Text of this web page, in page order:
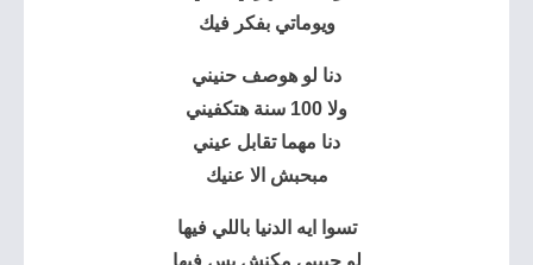
ويوماتي بفكر فيك
دنا لو هوصف حنيني
ولا 100 سنة هتكفيني
دنا مهما تقابل عيني
مبحبش الا عنيك
تسوا ايه الدنيا باللي فيها
لو حبيبي مكنش بس فيها